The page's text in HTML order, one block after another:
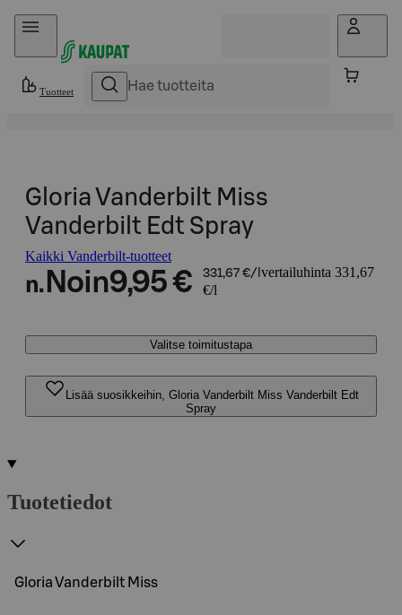
Hyppää sisältöön
Tuotteet
Gloria Vanderbilt Miss
Vanderbilt Edt Spray
Kaikki Vanderbilt-tuotteet
n. Noin9,95 € 331,67 €/l vertailuhinta 331,67
€/l
Valitse toimitustapa
Lisää suosikkeihin, Gloria Vanderbilt Miss Vanderbilt Edt
Spray
Tuotetiedot
Gloria Vanderbilt Miss